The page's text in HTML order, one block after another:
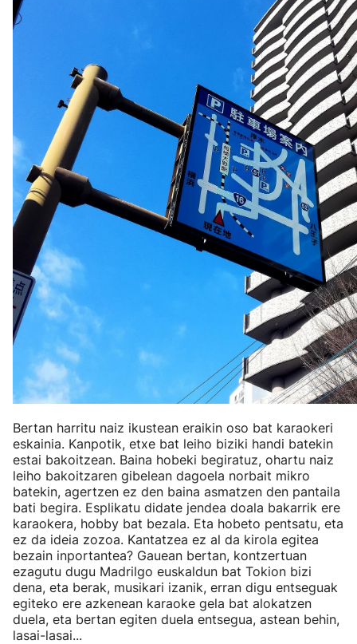
Bertan harritu naiz ikustean eraikin oso bat karaokeri
eskainia. Kanpotik, etxe bat leiho biziki handi batekin
estai bakoitzean. Baina hobeki begiratuz, ohartu naiz
leiho bakoitzaren gibelean dagoela norbait mikro
batekin, agertzen ez den baina asmatzen den pantaila
bati begira. Esplikatu didate jendea doala bakarrik ere
karaokera, hobby bat bezala. Eta hobeto pentsatu, eta
ez da ideia zozoa. Kantatzea ez al da kirola egitea
bezain inportantea? Gauean bertan, kontzertuan
ezagutu dugu Madrilgo euskaldun bat Tokion bizi
dena, eta berak, musikari izanik, erran digu entseguak
egiteko ere azkenean karaoke gela bat alokatzen
duela, eta bertan egiten duela entsegua, astean behin,
lasai-lasai...